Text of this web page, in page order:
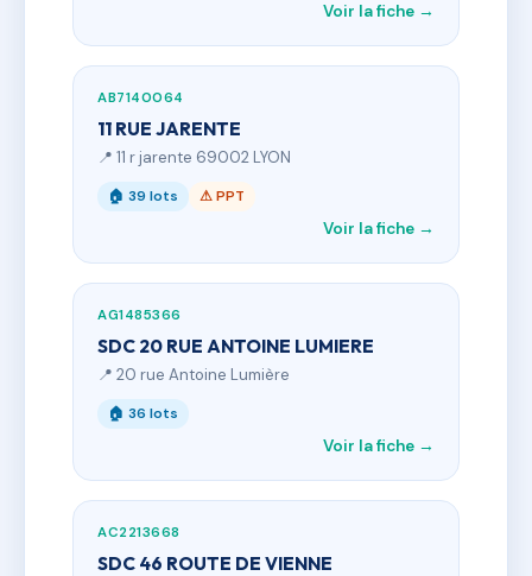
Voir la fiche →
AB7140064
11 RUE JARENTE
📍 11 r jarente 69002 LYON
🏠 39 lots ⚠ PPT
Voir la fiche →
AG1485366
SDC 20 RUE ANTOINE LUMIERE
📍 20 rue Antoine Lumière
🏠 36 lots
Voir la fiche →
AC2213668
SDC 46 ROUTE DE VIENNE